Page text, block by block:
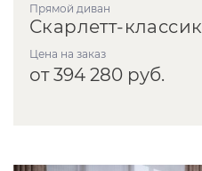
прямой диван
Скарлетт-классик
Цена на заказ
от 394 280 руб.